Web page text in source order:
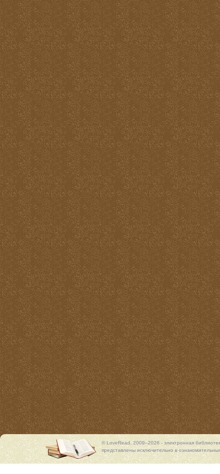
© LoveRead, 2009–2026 - электронная
представлены исключительно в